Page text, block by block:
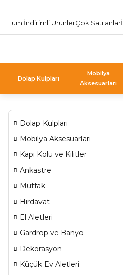
Tüm İndirimli ÜrünlerÇok Satılanlar
Dolap Kulpları
Mobilya
Aksesuarları
Dolap Kulpları
Mobilya Aksesuarları
Kapı Kolu ve Kilitler
Ankastre
Mutfak
Hırdavat
El Aletleri
Gardrop ve Banyo
Dekorasyon
Küçük Ev Aletleri